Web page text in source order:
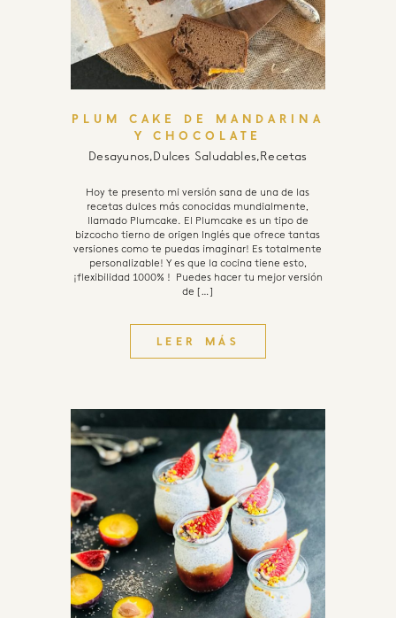
PLUM CAKE DE MANDARINA
Y CHOCOLATE
Desayunos,Dulces Saludables,Recetas
Hoy te presento mi versión sana de una de las
recetas dulces más conocidas mundialmente,
llamado Plumcake. El Plumcake es un tipo de
bizcocho tierno de origen Inglés que ofrece tantas
versiones como te puedas imaginar! Es totalmente
personalizable! Y es que la cocina tiene esto,
¡flexibilidad 1000% ! Puedes hacer tu mejor versión
de […]
LEER MÁS